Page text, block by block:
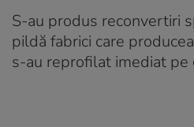
S-au produs reconvertiri
pildă fabrici care
s-au reprofilat imediat